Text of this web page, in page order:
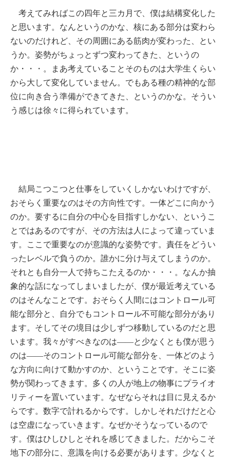
考えてみればこの四年と三カ月で、僕は結構変化した
と思います。なんというのかな、核にある部分は変わら
ないのだけれど、その周囲にある筋肉が変わった、とい
うか。姿勢がちょっとずつ変わってきた、というの
か・・・。まあ考えていることそのものは大学生くらい
から大して変化していません。でもある種の精神的な部
位に向き合う準備ができてきた、というのかな。そうい
う感じは徐々に得られています。
結局こつこつと仕事をしていくしかないわけですが、
おそらく重要なのはその方向性です。一体どこに向かう
のか。要するに自分の中心を目指すしかない、というこ
とではあるのですが、その方法は人によって違っていま
す。ここで重要なのが意識的な姿勢です。責任をどうい
ったレベルで負うのか。誰かに分け与えてしまうのか。
それとも自分一人で持ちこたえるのか・・・。なんか抽
象的な話になってしまいましたが、僕が最近考えている
のはそんなことです。おそらく人間にはコントロール可
能な部分と、自分でもコントロール不可能な部分があり
ます。そしてその境目は少しずつ移動しているのだと思
います。我々がすべきなのは――と少なくとも僕が思う
のは――そのコントロール可能な部分を、一体どのよう
な方向に向けて動かすのか、ということです。そこに姿
勢が関わってきます。多くの人が地上の物事にプライオ
リティーを置いています。なぜならそれは目に見えるか
らです。数字で計れるからです。しかしそれだけだと心
は空虚になっていきます。なぜかそうなっているので
す。僕はひしひしとそれを感じてきました。だからこそ
地下の部分に、意識を向ける必要があります。少なくと